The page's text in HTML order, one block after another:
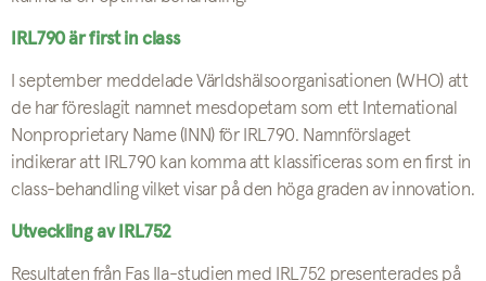
IRL790 är first in class
I september meddelade Världshälsoorganisationen (WHO) att
de har föreslagit namnet mesdopetam som ett International
Nonproprietary Name (INN) för IRL790. Namnförslaget
indikerar att IRL790 kan komma att klassificeras som en first in
class-behandling vilket visar på den höga graden av innovation.
Utveckling av IRL752
Resultaten från Fas IIa-studien med IRL752 presenterades på